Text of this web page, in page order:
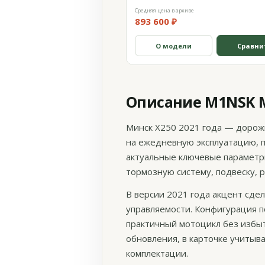
Средняя цена в архиве
893 600 ₽
О модели
Описание M1NSK
Минск X250 2021 года —
на ежедневную эксплуатацию,
актуальные ключевые
тормозную систему, подвеску,
В версии 2021 года акцент
управляемости.
практичный мотоцикл без
обновления, в карточке
комплектации.